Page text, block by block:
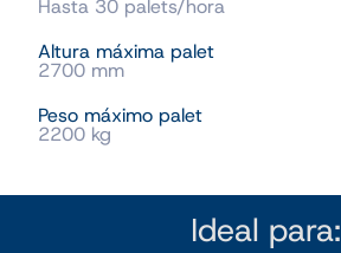
Hasta 30 palets/hora
Altura máxima palet
2700 mm
Peso máximo palet
2200 kg
Ideal para: